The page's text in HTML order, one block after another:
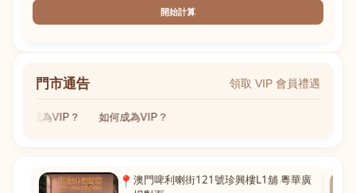
開始計算
門市通告 領取 VIP 會員禮遇
如何成為VIP？ 如何成為VIP？
📍 澳門啤利喇街121號珍興樓L1舖 粵華廣